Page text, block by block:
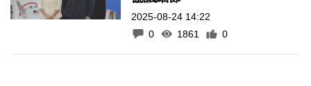
2025-08-24 14:22
0
1861 0